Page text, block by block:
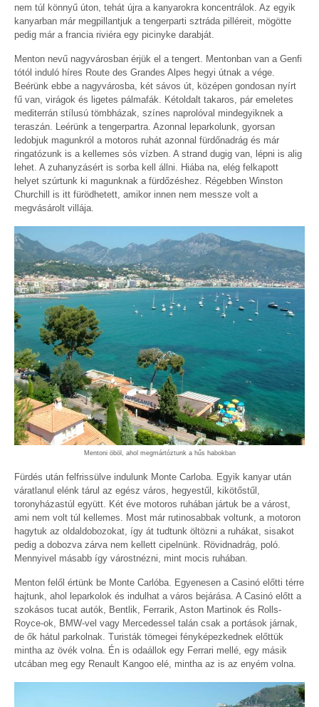
nem túl könnyű úton, tehát újra a kanyarokra koncentrálok. Az egyik
kanyarban már megpillantjuk a tengerparti sztráda pilléreit, mögötte
pedig már a francia riviéra egy picinyke darabját.
Menton nevű nagyvárosban érjük el a tengert. Mentonban van a Genfi
tótól induló híres Route des Grandes Alpes hegyi útnak a vége.
Beérünk ebbe a nagyvárosba, két sávos út, középen gondosan nyírt
fű van, virágok és ligetes pálmafák. Kétoldalt takaros, pár emeletes
mediterrán stílusú tömbházak, színes naprolóval mindegyiknek a
teraszán. Leérünk a tengerpartra. Azonnal leparkolunk, gyorsan
ledobjuk magunkról a motoros ruhát azonnal fürdőnadrág és már
ringatózunk is a kellemes sós vízben. A strand dugig van, lépni is alig
lehet. A zuhanyzásért is sorba kell állni. Hiába na, elég felkapott
helyet szúrtunk ki magunknak a fürdőzéshez. Régebben Winston
Churchill is itt fürödhetett, amikor innen nem messze volt a
megvásárolt villája.
Mentoni öböl, ahol megmártóztunk a hűs habokban
Fürdés után felfrissülve indulunk Monte Carloba. Egyik kanyar után
váratlanul elénk tárul az egész város, hegyestűl, kikötőstűl,
toronyházastúl együtt. Két éve motoros ruhában jártuk be a várost,
ami nem volt túl kellemes. Most már rutinosabbak voltunk, a motoron
hagytuk az oldaldobozokat, így át tudtunk öltözni a ruhákat, sisakot
pedig a dobozva zárva nem kellett cipelnünk. Rövidnadrág, poló.
Mennyivel másabb így várostnézni, mint mocis ruhában.
Menton felől értünk be Monte Carlóba. Egyenesen a Casinó előtti térre
hajtunk, ahol leparkolok és indulhat a város bejárása. A Casinó előtt a
szokásos tucat autók, Bentlik, Ferrarik, Aston Martinok és Rolls-
Royce-ok, BMW-vel vagy Mercedessel talán csak a portások járnak,
de ők hátul parkolnak. Turisták tömegei fényképezkednek előttük
mintha az övék volna. Én is odaállok egy Ferrari mellé, egy másik
utcában meg egy Renault Kangoo elé, mintha az is az enyém volna.